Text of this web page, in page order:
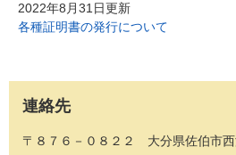
2022年8月31日更新
各種証明書の発行について
連絡先
〒８７６－０８２２ 大分県佐伯市西